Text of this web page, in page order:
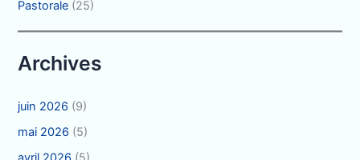
Pastorale (25)
Archives
juin 2026 (9)
mai 2026 (5)